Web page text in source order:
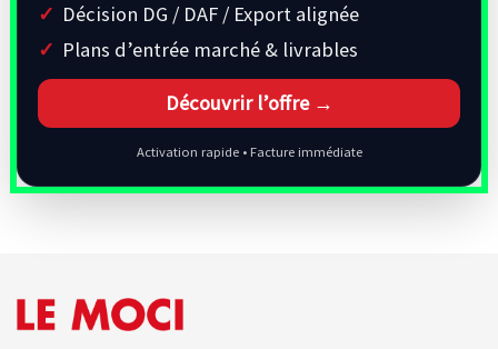
Décision DG / DAF / Export alignée
Plans d’entrée marché & livrables
Découvrir l’offre →
Activation rapide • Facture immédiate